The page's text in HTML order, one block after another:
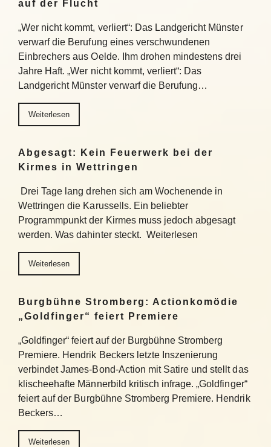
auf der Flucht
„Wer nicht kommt, verliert“: Das Landgericht Münster
verwarf die Berufung eines verschwundenen
Einbrechers aus Oelde. Ihm drohen mindestens drei
Jahre Haft. „Wer nicht kommt, verliert“: Das
Landgericht Münster verwarf die Berufung…
Weiterlesen
Abgesagt: Kein Feuerwerk bei der
Kirmes in Wettringen
Drei Tage lang drehen sich am Wochenende in
Wettringen die Karussells. Ein beliebter
Programmpunkt der Kirmes muss jedoch abgesagt
werden. Was dahinter steckt. Weiterlesen
Weiterlesen
Burgbühne Stromberg: Actionkomödie
„Goldfinger“ feiert Premiere
„Goldfinger“ feiert auf der Burgbühne Stromberg
Premiere. Hendrik Beckers letzte Inszenierung
verbindet James-Bond-Action mit Satire und stellt das
klischeehafte Männerbild kritisch infrage. „Goldfinger“
feiert auf der Burgbühne Stromberg Premiere. Hendrik
Beckers…
Weiterlesen